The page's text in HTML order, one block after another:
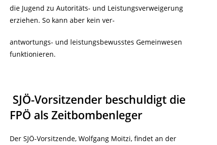
die Jugend zu Autoritäts- und Leistungsverweigerung
erziehen. So kann aber kein ver-
antwortungs- und leistungsbewusstes Gemeinwesen
funktionieren.
SJÖ-Vorsitzender beschuldigt die
FPÖ als Zeitbombenleger
Der SJÖ-Vorsitzende, Wolfgang Moitzi, findet an der